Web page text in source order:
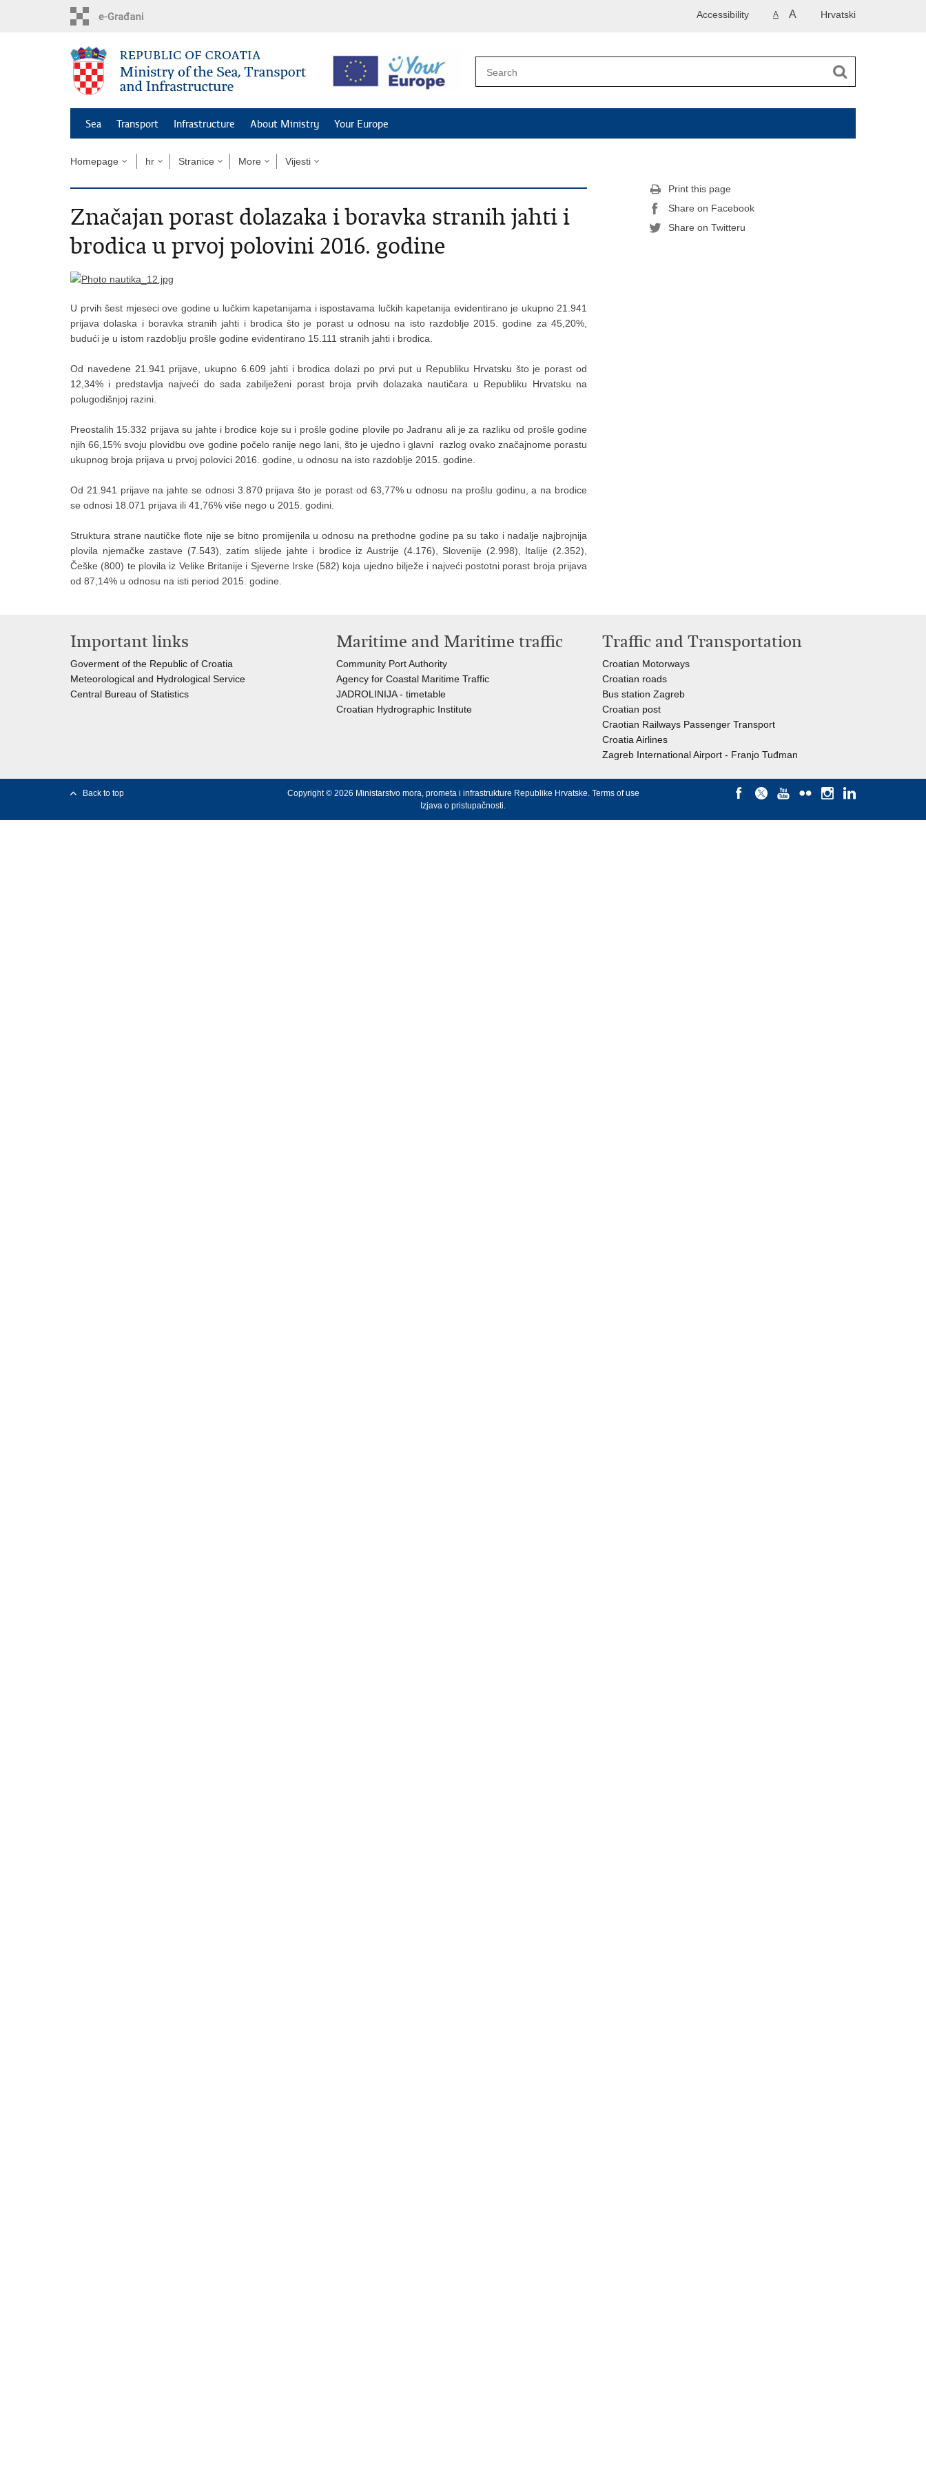
Hrvatski
A A
Accessibility
Sea Transport Infrastructure About Ministry Your Europe
Homepage hr Stranice More Vijesti
Značajan porast dolazaka i boravka stranih jahti i
brodica u prvoj polovini 2016. godine
U prvih šest mjeseci ove godine u lučkim kapetanijama i ispostavama lučkih kapetanija evidentirano je ukupno 21.941
prijava dolaska i boravka stranih jahti i brodica što je porast u odnosu na isto razdoblje 2015. godine za 45,20%,
budući je u istom razdoblju prošle godine evidentirano 15.111 stranih jahti i brodica.
Od navedene 21.941 prijave, ukupno 6.609 jahti i brodica dolazi po prvi put u Republiku Hrvatsku što je porast od
12,34% i predstavlja najveći do sada zabilježeni porast broja prvih dolazaka nautičara u Republiku Hrvatsku na
polugodišnjoj razini.
Preostalih 15.332 prijava su jahte i brodice koje su i prošle godine plovile po Jadranu ali je za razliku od prošle godine
njih 66,15% svoju plovidbu ove godine počelo ranije nego lani, što je ujedno i glavni razlog ovako značajnome porastu
ukupnog broja prijava u prvoj polovici 2016. godine, u odnosu na isto razdoblje 2015. godine.
Od 21.941 prijave na jahte se odnosi 3.870 prijava što je porast od 63,77% u odnosu na prošlu godinu, a na brodice
se odnosi 18.071 prijava ili 41,76% više nego u 2015. godini.
Struktura strane nautičke flote nije se bitno promijenila u odnosu na prethodne godine pa su tako i nadalje najbrojnija
plovila njemačke zastave (7.543), zatim slijede jahte i brodice iz Austrije (4.176), Slovenije (2.998), Italije (2.352),
Češke (800) te plovila iz Velike Britanije i Sjeverne Irske (582) koja ujedno bilježe i najveći postotni porast broja prijava
od 87,14% u odnosu na isti period 2015. godine.
Print this page
Share on Facebook
Share on Twitteru
Important links
Goverment of the Republic of Croatia
Meteorological and Hydrological Service
Central Bureau of Statistics
Maritime and Maritime traffic
Community Port Authority
Agency for Coastal Maritime Traffic
JADROLINIJA - timetable
Croatian Hydrographic Institute
Traffic and Transportation
Croatian Motorways
Croatian roads
Bus station Zagreb
Croatian post
Craotian Railways Passenger Transport
Croatia Airlines
Zagreb International Airport - Franjo Tuđman
Back to top Copyright © 2026 Ministarstvo mora, prometa i infrastrukture Republike Hrvatske. Terms of use
Izjava o pristupačnosti.